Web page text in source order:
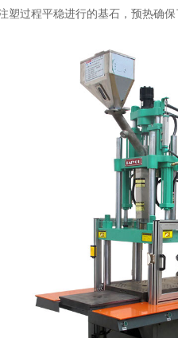
塑过程平稳进行的基石，预热确